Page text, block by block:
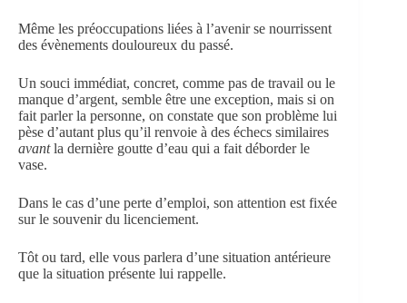
Même les préoccupations liées à l’avenir se nourrissent
des évènements douloureux du passé.
Un souci immédiat, concret, comme pas de travail ou le
manque d’argent, semble être une exception, mais si on
fait parler la personne, on constate que son problème lui
pèse d’autant plus qu’il renvoie à des échecs similaires
avantla dernière goutte d’eau qui a fait déborder le
vase.
Dans le cas d’une perte d’emploi, son attention est fixée
sur le souvenir du licenciement.
Tôt ou tard, elle vous parlera d’une situation antérieure
que la situation présente lui rappelle.